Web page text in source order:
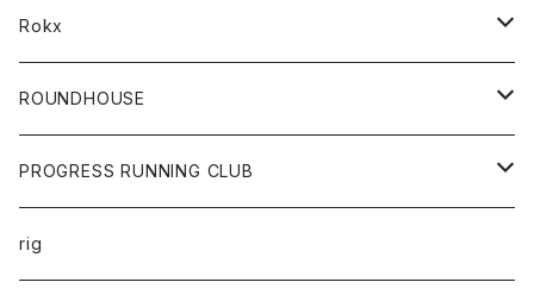
バック
カットソー
カーディガン
ボトムス
ショートパンツ
パンツ
レディース
カットソー
コート
バック
ショートパンツ
Rokx
ボトム
ROUNDHOUSE
エプロン
キッズ
PROGRESS RUNNING CLUB
トップス
rig